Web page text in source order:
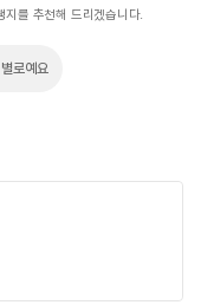
지를 추천해 드리겠습니다.
별로예요